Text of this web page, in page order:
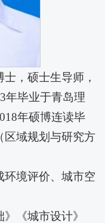
，硕士生导师，
年毕业于青岛理
年硕博连读毕
区域规划与研究方
环境评价、城市空
《城市设计》